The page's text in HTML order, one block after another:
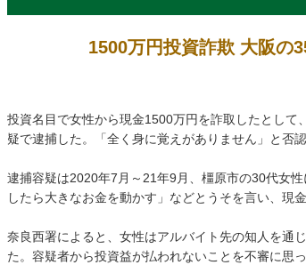
1500万円投資詐欺 大阪の
投資名目で女性から現金1500万円を詐取したとし
疑で逮捕した。「全く身に覚えがありません」と否
逮捕容疑は2020年7月～21年9月、橿原市の30代女
したら大きなお金を動かす」などとうそを言い、現
奈良西署によると、女性はアルバイト先の知人を通
た。容疑者から投資益が払われないことを不審に思